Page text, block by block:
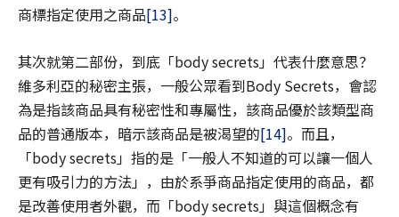
商標指定使用之商品[13]。
其次就第二部份，到底「body secrets」代表什麼意思？
維多利亞的秘密主張，一般公眾看到Body Secrets，會認
為是指該商品具有秘密性和專屬性，該商品優於該類型商
品的普通版本，暗示該商品是被渴望的[14]。而且，
「body secrets」指的是「一般人不知道的可以讓一個人
更有吸引力的方法」，由於系爭商品指定使用的商品，都
是改善使用者外觀，而「body secrets」與這個概念有